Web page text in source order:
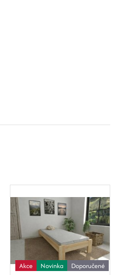
Akce Novinka Doporučené